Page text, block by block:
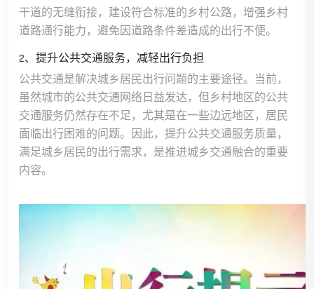
干道的无缝衔接，建设符合标准的乡村公路，增强乡村
道路通行能力，避免因道路条件差造成的出行不便。
2、提升公共交通服务，减轻出行负担
公共交通是解决城乡居民出行问题的主要途径。当前，
虽然城市的公共交通网络日益发达，但乡村地区的公共
交通服务仍然存在不足，尤其是在一些边远地区，居民
面临出行困难的问题。因此，提升公共交通服务质量，
满足城乡居民的出行需求，是推进城乡交通融合的重要
内容。